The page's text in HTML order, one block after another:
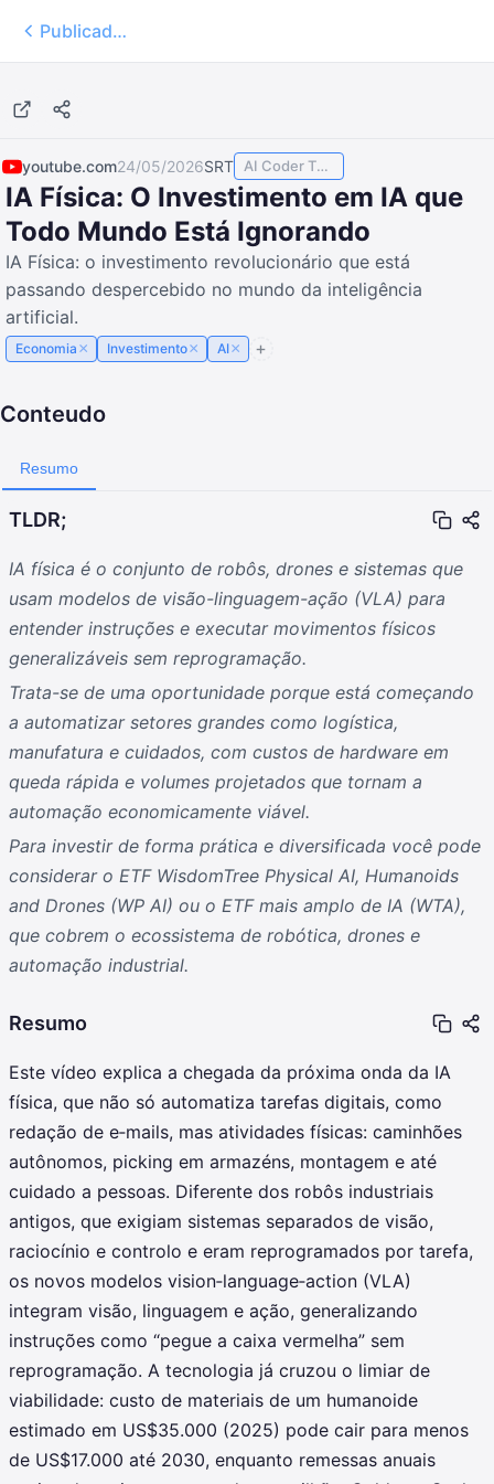
Publicados
youtube.com24/05/2026SRT AI Coder TODAY
IA Física: O Investimento em IA que
Todo Mundo Está Ignorando
IA Física: o investimento revolucionário que está
passando despercebido no mundo da inteligência
artificial.
Economia × Investimento× AI×
Conteudo
Resumo
TLDR;
IA física é o conjunto de robôs, drones e sistemas que
usam modelos de visão-linguagem-ação (VLA) para
entender instruções e executar movimentos físicos
generalizáveis sem reprogramação.
Trata-se de uma oportunidade porque está começando
a automatizar setores grandes como logística,
manufatura e cuidados, com custos de hardware em
queda rápida e volumes projetados que tornam a
automação economicamente viável.
Para investir de forma prática e diversificada você pode
considerar o ETF WisdomTree Physical AI, Humanoids
and Drones (WP AI) ou o ETF mais amplo de IA (WTA),
que cobrem o ecossistema de robótica, drones e
automação industrial.
Resumo
Este vídeo explica a chegada da próxima onda da IA
física, que não só automatiza tarefas digitais, como
redação de e‑mails, mas atividades físicas: caminhões
autônomos, picking em armazéns, montagem e até
cuidado a pessoas. Diferente dos robôs industriais
antigos, que exigiam sistemas separados de visão,
raciocínio e controlo e eram reprogramados por tarefa,
os novos modelos vision‑language‑action (VLA)
integram visão, linguagem e ação, generalizando
instruções como “pegue a caixa vermelha” sem
reprogramação. A tecnologia já cruzou o limiar de
viabilidade: custo de materiais de um humanoide
estimado em US$35.000 (2025) pode cair para menos
de US$17.000 até 2030, enquanto remessas anuais